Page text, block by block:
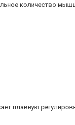
количество мышц.
плавную